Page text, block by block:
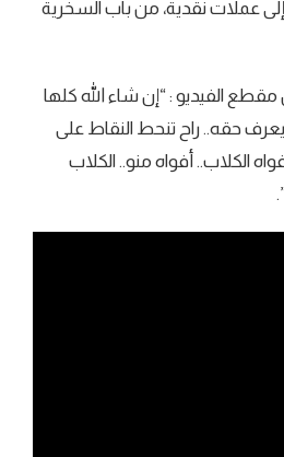
عملات نقدية، من باب السخرية
مقطع الفيديو : “إن شاء الله كلها
حقه.. راح تنحط النقاط على
الكلاب.. أفواه منو.. الكلاب